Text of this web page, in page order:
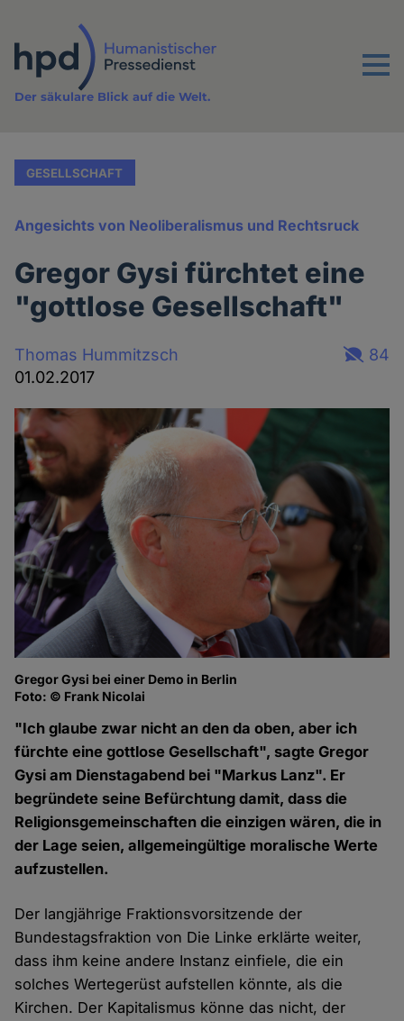
Inhalt
Menu
Der säkulare Blick auf die Welt.
GESELLSCHAFT
Angesichts von Neoliberalismus und Rechtsruck
Gregor Gysi fürchtet eine
"gottlose Gesellschaft"
Thomas Hummitzsch
01.02.2017
84
Gregor Gysi bei einer Demo in Berlin
Foto: © Frank Nicolai
"Ich glaube zwar nicht an den da oben, aber ich
fürchte eine gottlose Gesellschaft", sagte Gregor
Gysi am Dienstagabend bei "Markus Lanz". Er
begründete seine Befürchtung damit, dass die
Religionsgemeinschaften die einzigen wären, die in
der Lage seien, allgemeingültige moralische Werte
aufzustellen.
Der langjährige Fraktionsvorsitzende der
Bundestagsfraktion von Die Linke erklärte weiter,
dass ihm keine andere Instanz einfiele, die ein
solches Wertegerüst aufstellen könnte, als die
Kirchen. Der Kapitalismus könne das nicht, der